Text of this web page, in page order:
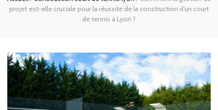
projet est-elle cruciale pour la réussite de la construction d’un court
de tennis à Lyon ?